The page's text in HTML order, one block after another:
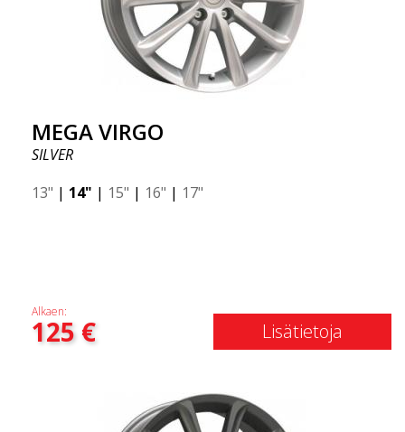
MEGA VIRGO
SILVER
13" | 14" | 15" | 16" | 17"
Alkaen:
125€ Lisätietoja